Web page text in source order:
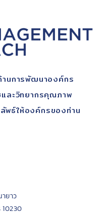
านการพัฒนา​องค์กร​
ละวิทยากรคุณ​ภาพ​
ธ์​ให้องค์กรของท่าน
ยาว